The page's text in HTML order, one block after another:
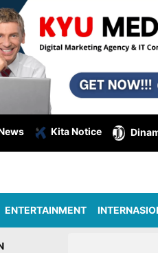
Kita Notice
ENTERTAINMENT